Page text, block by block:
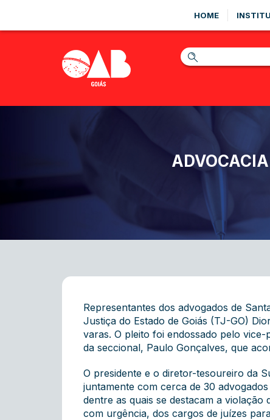
HOME
Representantes dos advogados de
Justiça do Estado de Goiás (TJ-GO)
varas. O pleito foi endossado pelo vice-
da seccional, Paulo Gonçalves, que
O presidente e o diretor-tesoureiro da
juntamente com cerca de 30
dentre as quais se destacam a
com urgência, dos cargos de juízes